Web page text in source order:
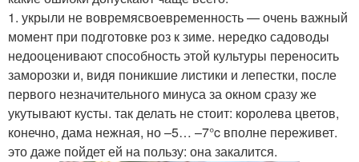
1. укрыли не вовремясвоевременность — очень важный
момент при подготовке роз к зиме. нередко садоводы
недооценивают способность этой культуры переносить
заморозки и, видя поникшие листики и лепестки, после
первого незначительного минуса за окном сразу же
укутывают кусты. так делать не стоит: королева цветов,
конечно, дама нежная, но –5… –7°c вполне переживет.
это даже пойдет ей на пользу: она закалится.